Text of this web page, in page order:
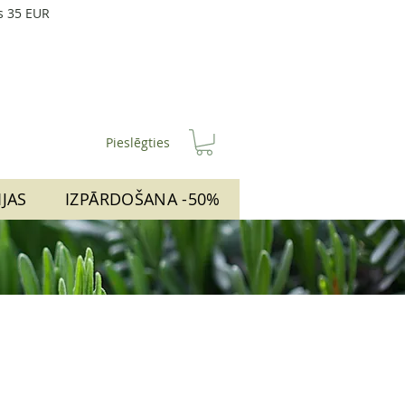
EUR
Pieslēgties
IZPĀRDOŠANA -50%